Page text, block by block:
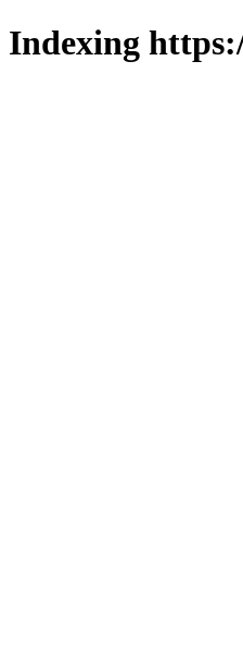
Indexing